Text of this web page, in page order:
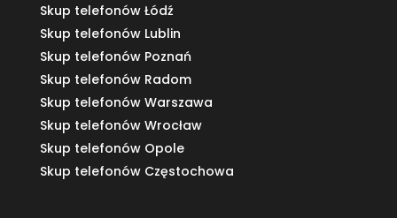
Skup telefonów Łódź
Skup telefonów Lublin
Skup telefonów Poznań
Skup telefonów Radom
Skup telefonów Warszawa
Skup telefonów Wrocław
Skup telefonów Opole
Skup telefonów Częstochowa